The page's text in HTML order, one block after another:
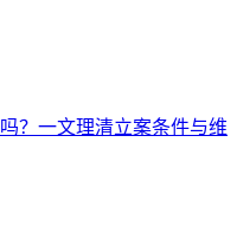
？一文理清立案条件与维